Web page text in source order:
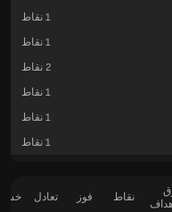
1 نقاط
1 نقاط
2 نقاط
1 نقاط
1 نقاط
1 نقاط
نقاط فوز تعادل